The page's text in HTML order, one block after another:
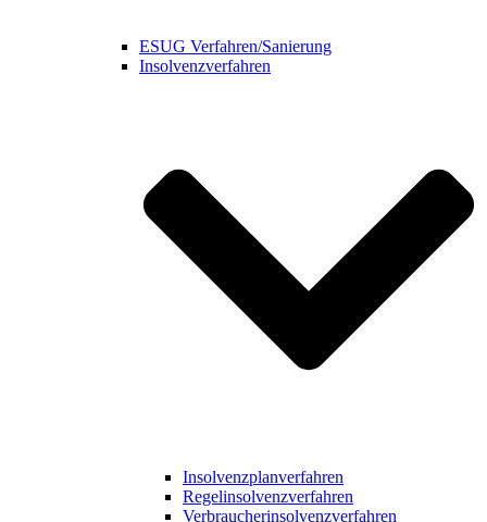
ESUG Verfahren/Sanierung
Insolvenzverfahren
Insolvenzplanverfahren
Regelinsolvenzverfahren
Verbraucherinsolvenzverfahren